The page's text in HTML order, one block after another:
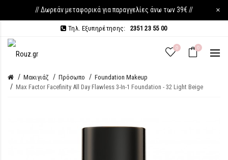
// Δωρεάν μεταφορικά για παραγγελίες άνω των 39€ // ×
Τηλ. Εξυπηρέτησης: 2351 23 55 00
0 0
Μακιγιάζ Πρόσωπο
Foundation Makeup
Max Factor Facefinity All Day Flawless 3-In-1 Foundation - 32 Light Beige